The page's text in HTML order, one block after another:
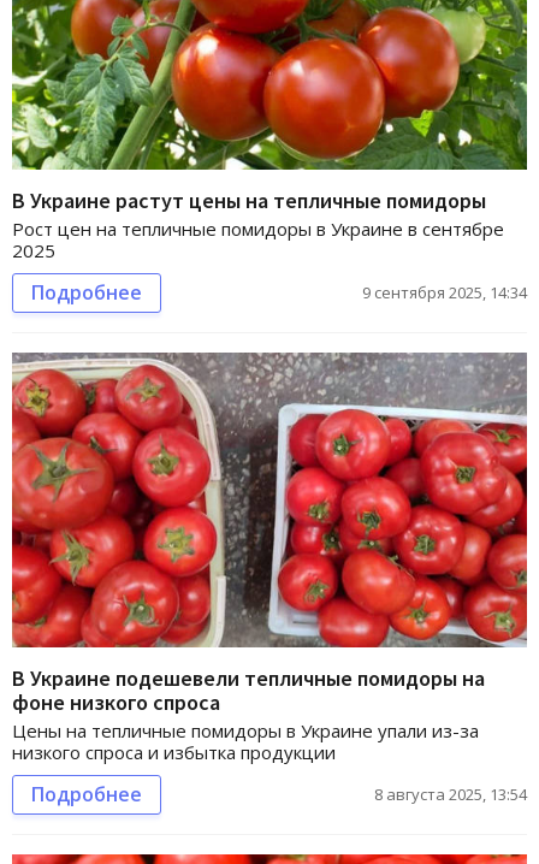
В Украине растут цены на тепличные помидоры
Рост цен на тепличные помидоры в Украине в сентябре
2025
Подробнее 9 сентября 2025, 14:34
В Украине подешевели тепличные помидоры на
фоне низкого спроса
Цены на тепличные помидоры в Украине упали из-за
низкого спроса и избытка продукции
Подробнее 8 августа 2025, 13:54